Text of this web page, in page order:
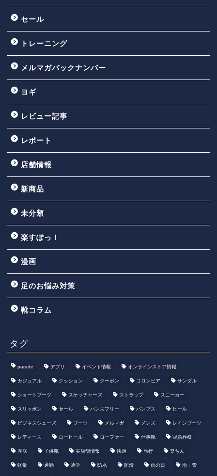
セール
トレーニング
メルマガバックナンバー
ヨギ
レビュー記事
レポート
店舗情報
新商品
未分類
楽すぽっ！
漫画
足のお悩み対策
靴コラム
タグ
parade アプリ イベント情報 オンラインストア情報
カジュアル クッション クーポン コロンビア サンダル
ショートブーツ スケッチャーズ ストラップ スニーカー
スリッポン セール ハンズフリー パンプス ヒール
ビジネスシューズ ブーツ メルマガ メンズ レインブーツ
レディース ローヒール ローファー 仕事靴 冠婚葬祭
厚底 子供靴 実店舗情報 快適 旅行 楽ちん
軽量 通勤 通学 防水 防滑 雨の日 雨・雪